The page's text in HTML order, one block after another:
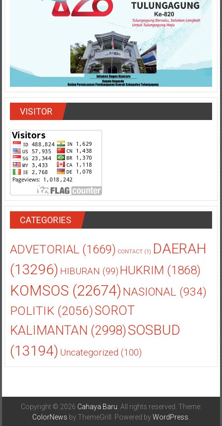
VISITOR
CATEGORIES
ADVETORIAL(1669) CONTACT(1) DAERAH
(13296) HIBURAN (99) HUKRIM (1868)
KOMSOS (22674) NASIONAL(934)
POLITIK(2056)SOROT
KALIMANTAN (2998)SOSBUD
(13194) Uncategorized (100)
Copyright © 2026 Cahaya Baru. All rights reserved. Theme:
ColorNews by ThemeGrill. Powered byWordPress.